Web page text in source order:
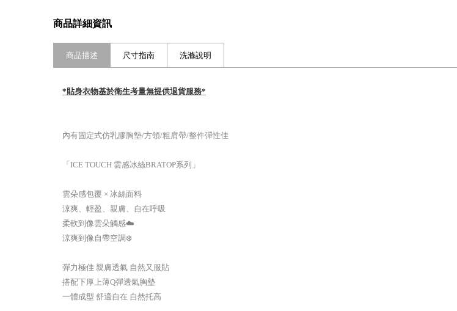
商品詳細資訊
商品描述 尺寸指南 洗滌說明
*貼身衣物基於衛生考量無提供退貨服務*
內有固定式仿乳膠胸墊/方領/粗肩帶/整件彈性佳
「ICE TOUCH 雲感冰絲BRATOP系列」
雲朵感包覆 × 冰絲面料
涼爽、輕盈、親膚、自在呼吸
柔軟到像雲朵觸感☁️
涼爽到像自帶空調❄️
彈力極佳 親膚透氣 自然又服貼
搭配下厚上薄Q彈透氣胸墊
一體成型 舒適自在 自然托高